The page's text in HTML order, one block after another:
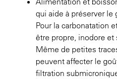
qui aide à préserver le
Pour la carbonatation
être propre, inodore et
Même de petites
peuvent affecter le
filtration